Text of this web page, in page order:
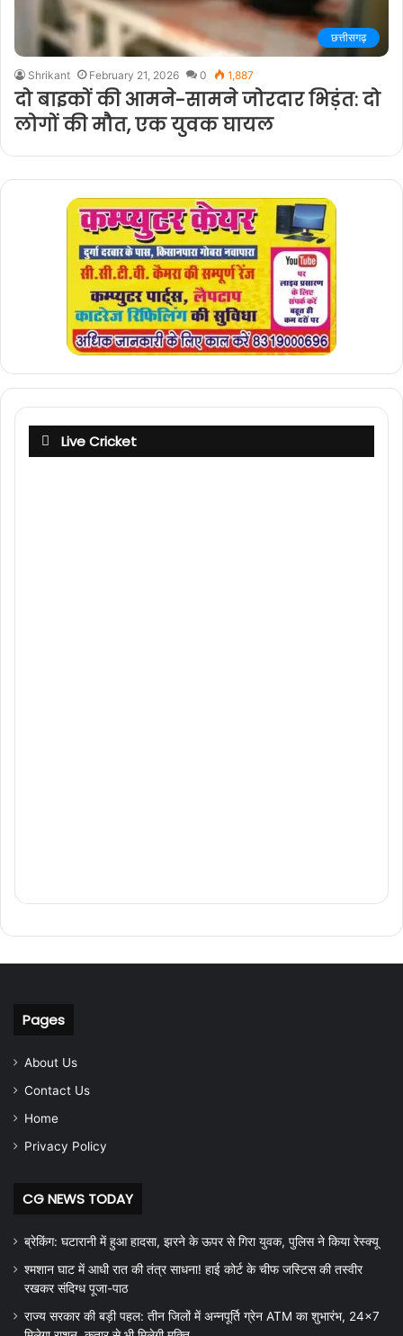
छत्तीसगढ़
Shrikant February 21, 2026 0 1,887
दो बाइकों की आमने-सामने जोरदार भिड़ंत: दो
लोगों की मौत, एक युवक घायल
Live Cricket
Pages
About Us
Contact Us
Home
Privacy Policy
CG NEWS TODAY
ब्रेकिंग: घटारानी में हुआ हादसा, झरने के ऊपर से गिरा युवक, पुलिस ने किया रेस्क्यू
श्मशान घाट में आधी रात की तंत्र साधना! हाई कोर्ट के चीफ जस्टिस की तस्वीर
रखकर संदिग्ध पूजा-पाठ
राज्य सरकार की बड़ी पहल: तीन जिलों में अन्नपूर्ति ग्रेन ATM का शुभारंभ, 24×7